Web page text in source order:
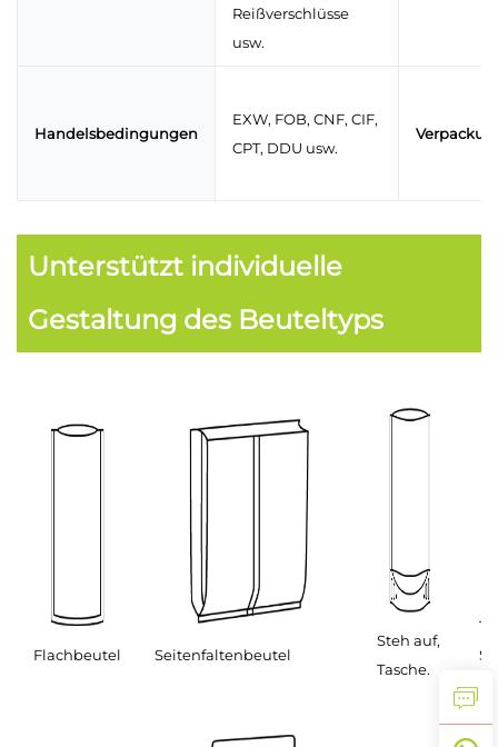
Reißverschlüsse
usw.
Handelsbedingungen
EXW, FOB, CNF, CIF,
CPT, DDU usw.
Unterstützt individuelle
Gestaltung des Beuteltyps
Flachbeutel Seitenfaltenbeutel
Steh auf,
Tasche.
T-